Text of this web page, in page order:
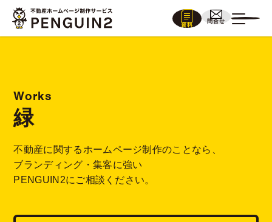
資料
問合せ
Works
緑
不動産に関するホームページ制作のことなら、
ブランディング・集客に強い
PENGUIN2にご相談ください。